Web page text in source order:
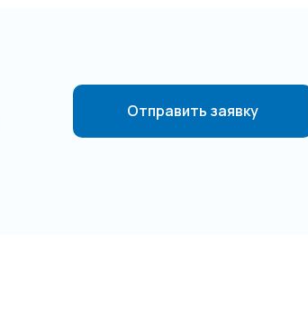
Отправить заявку